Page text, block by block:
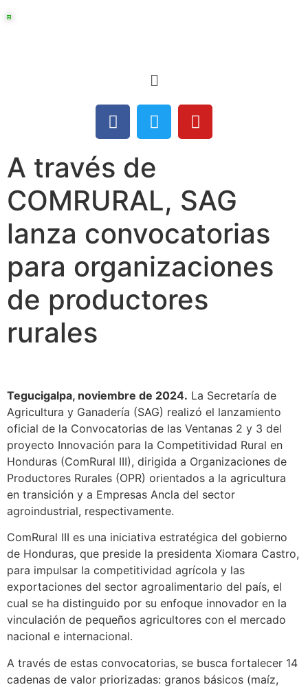
A través de
COMRURAL, SAG
lanza convocatorias
para organizaciones
de productores
rurales
Tegucigalpa, noviembre de 2024. La Secretaría de
Agricultura y Ganadería (SAG) realizó el lanzamiento
oficial de la Convocatorias de las Ventanas 2 y 3 del
proyecto Innovación para la Competitividad Rural en
Honduras (ComRural III), dirigida a Organizaciones de
Productores Rurales (OPR) orientados a la agricultura
en transición y a Empresas Ancla del sector
agroindustrial, respectivamente.
ComRural III es una iniciativa estratégica del gobierno
de Honduras, que preside la presidenta Xiomara Castro,
para impulsar la competitividad agrícola y las
exportaciones del sector agroalimentario del país, el
cual se ha distinguido por su enfoque innovador en la
vinculación de pequeños agricultores con el mercado
nacional e internacional.
A través de estas convocatorias, se busca fortalecer 14
cadenas de valor priorizadas: granos básicos (maíz,